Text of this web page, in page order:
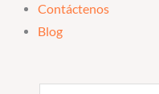
Contáctenos
Blog